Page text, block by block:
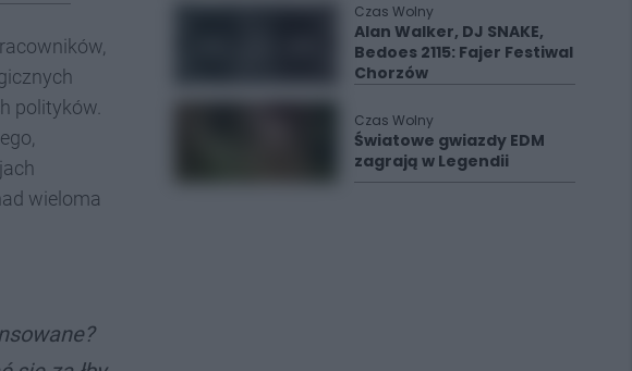
polityków.
wieloma
Czas Wolny
Alan Walker, DJ SNAKE,
Bedoes 2115: Fajer Festiwal
Chorzów
Czas Wolny
Światowe gwiazdy EDM
zagrają w Legendii